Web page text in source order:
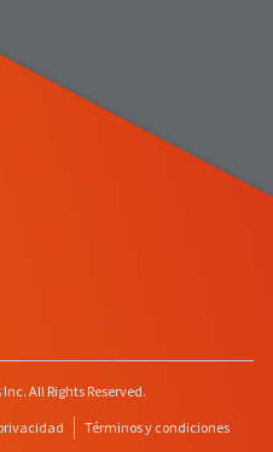
All Rights Reserved.
Términos y condiciones